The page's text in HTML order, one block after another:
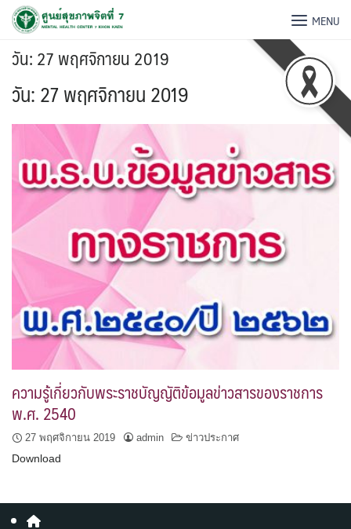
MENU
วัน:27 พฤศจิกายน 2019
วัน:27 พฤศจิกายน 2019
ความรู้เกี่ยวกับพระราชบัญญัติข้อมูลข่าวสารของราชการ
พ.ศ. 2540
27 พฤศจิกายน 2019 admin ข่าวประกาศ
Download